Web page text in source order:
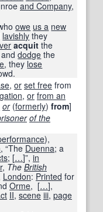
and Company,
owe us a new
lavishly they
acquit the
anddodge the
, they lose
, or set free from
, or from an
or (formerly) from]
of the
),
, “The Duenna; a
; […]”, in
, The British
London: Printed for
Orme, […],
II, scene iii, page